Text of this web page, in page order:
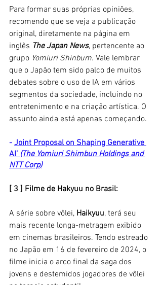
Para formar suas próprias opiniões,
recomendo que se veja a publicação
original, diretamente na página em
inglês The Japan News, pertencente ao
grupo Yomiuri Shinbum. Vale lembrar
que o Japão tem sido palco de muitos
debates sobre o uso de IA em vários
segmentos da sociedade, incluindo no
entretenimento e na criação artística. O
assunto ainda está apenas começando.
- Joint Proposal on Shaping Generative
AI’ (The Yomiuri Shimbun Holdings and
NTT Corp)
[ 3 ] Filme de Hakyuu no Brasil:
A série sobre vôlei, Haikyuu, terá seu
mais recente longa-metragem exibido
em cinemas brasileiros. Tendo estreado
no Japão em 16 de fevereiro de 2024, o
filme inicia o arco final da saga dos
jovens e destemidos jogadores de vôlei